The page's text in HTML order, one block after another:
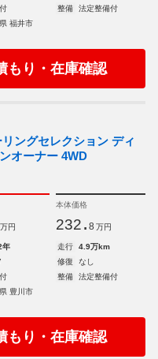
整備
法定整備付
福井市
もり・在庫確認
ングセレクション ディ
オーナー 4WD
万円
本体価格
232. 8 万円
年 走行
4.9万km
修復
なし
整備
法定整備付
豊川市
もり・在庫確認